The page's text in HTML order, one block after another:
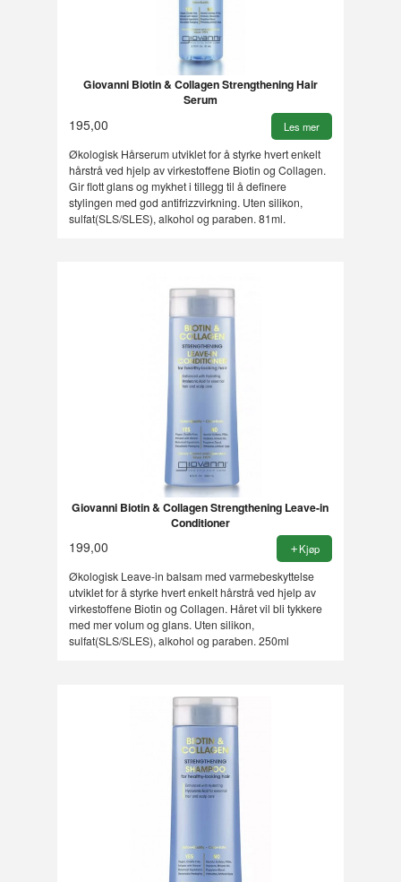
Giovanni Biotin & Collagen Strengthening Hair
Serum
195,00 Les mer
Økologisk Hårserum utviklet for å styrke hvert enkelt
hårstrå ved hjelp av virkestoffene Biotin og Collagen.
Gir flott glans og mykhet i tillegg til å definere
stylingen med god antifrizzvirkning. Uten silikon,
sulfat(SLS/SLES), alkohol og paraben. 81ml.
Giovanni Biotin & Collagen Strengthening Leave-in
Conditioner
199,00 Kjøp
Økologisk Leave-in balsam med varmebeskyttelse
utviklet for å styrke hvert enkelt hårstrå ved hjelp av
virkestoffene Biotin og Collagen. Håret vil bli tykkere
med mer volum og glans. Uten silikon,
sulfat(SLS/SLES), alkohol og paraben. 250ml